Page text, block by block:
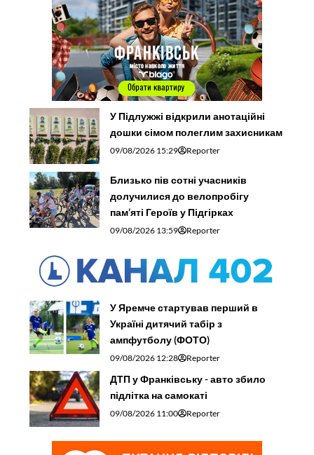
У Підлужжі відкрили анотаційні
дошки сімом полеглим захисникам
09/08/2026 15:29 Reporter
Близько пів сотні учасників
долучилися до велопробігу
пам’яті Героїв у Підгірках
09/08/2026 13:59 Reporter
У Яремче стартував перший в
Україні дитячий табір з
ампфутболу (ФОТО)
09/08/2026 12:28 Reporter
ДТП у Франківську - авто збило
підлітка на самокаті
09/08/2026 11:00 Reporter